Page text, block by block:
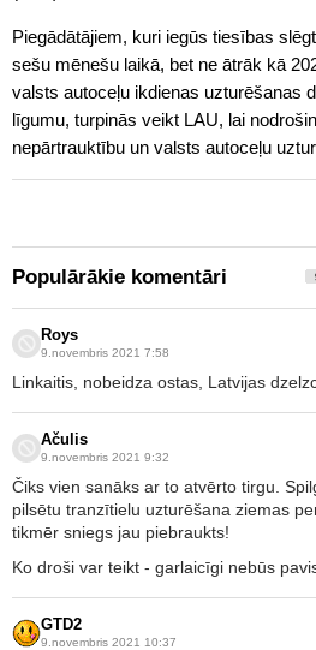
Piegādātājiem, kuri iegūs tiesības
sešu mēnešu laikā, bet ne ātrāk kā
valsts autoceļu ikdienas uzturēšanas
līgumu, turpinās veikt LAU, lai
nepārtrauktību un valsts autoceļu
Populārākie komentāri
Roys
9.novembris 2021 7:58
Linkaitis, nobeidza ostas, Latvijas
Ačulis
9.novembris 2021 9:32
Čiks vien sanāks ar to atvērto tirgu.
pilsētu tranzītielu uzturēšana ziemas
tikmēr sniegs jau piebraukts!
Ko droši var teikt - garlaicīgi nebūs
GTD2
9.novembris 2021 10:37